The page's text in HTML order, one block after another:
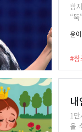
#창
항
“뚝
통
서
영
공
윤
1
을